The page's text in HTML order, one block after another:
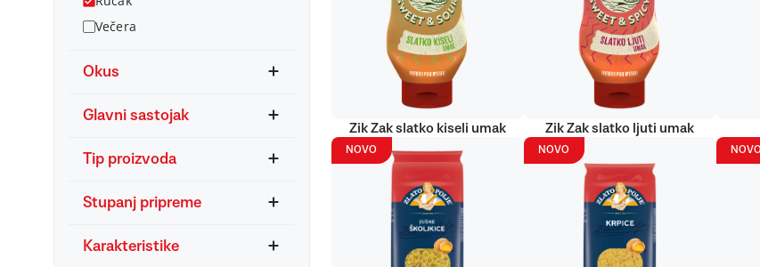
Večera
Okus
Glavni sastojak
Tip proizvoda
Stupanj pripreme
Karakteristike
Zik Zak slatko kiseli umak Zik Zak slatko ljuti umak
NOVO NOVO NOVO